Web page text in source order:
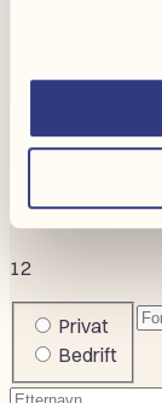
Trenger du
Send oss en
12
Company
or
private
Privat
Bedrift
Etternavn